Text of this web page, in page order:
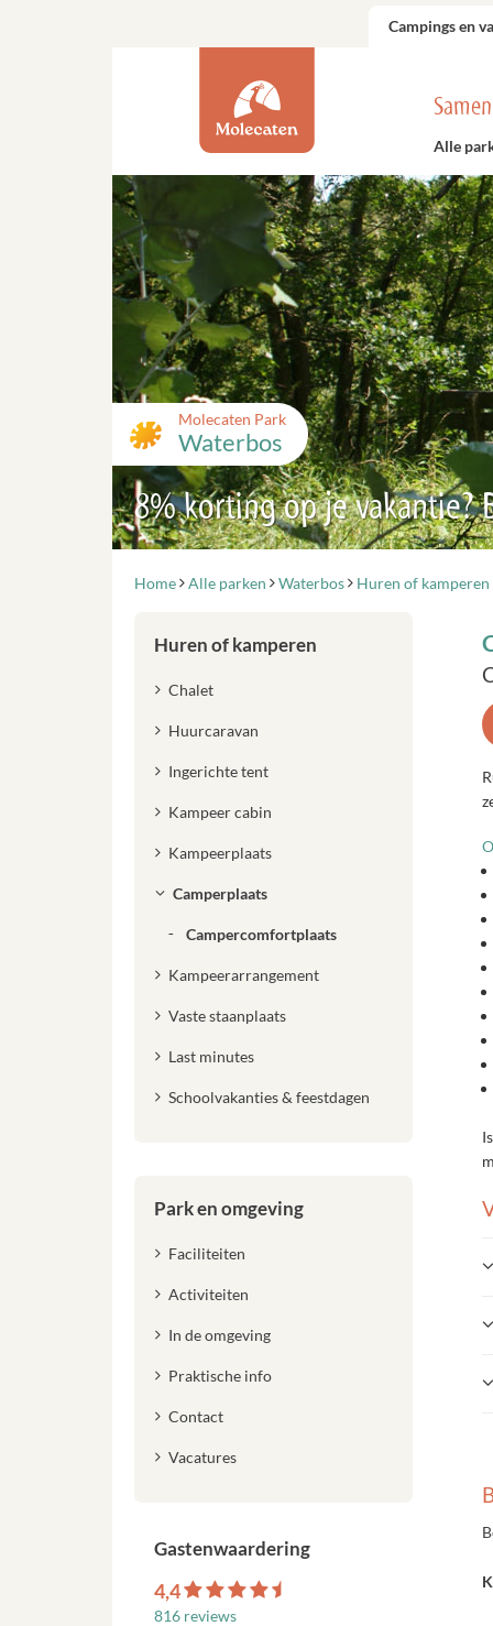
Campings en
Alle
Molecaten Park
Waterbos
8% korting op je vakantie?
Home Alle parken Waterbos Huren of kamperen
Huren of kamperen
Chalet
Huurcaravan
Ingerichte tent
Kampeer cabin
Kampeerplaats
Camperplaats
Campercomfortplaats
Kampeerarrangement
Vaste staanplaats
Last minutes
Schoolvakanties & feestdagen
Park en omgeving
Faciliteiten
Activiteiten
In de omgeving
Praktische info
Contact
Vacatures
Gastenwaardering
4,4
816 reviews